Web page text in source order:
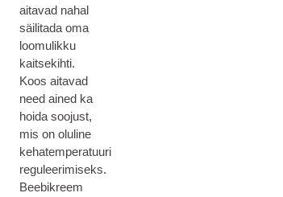
aitavad nahal
säilitada oma
loomulikku
kaitsekihti.
Koos aitavad
need ained ka
hoida soojust,
mis on oluline
kehatemperatuuri
reguleerimiseks.
Beebikreem